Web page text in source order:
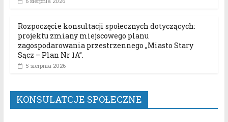
Rozpoczęcie konsultacji społecznych dotyczących:
projektu zmiany miejscowego planu
zagospodarowania przestrzennego „Miasto Stary
Sącz – Plan Nr 1A”.
5 sierpnia 2026
KONSULATCJE SPOŁECZNE